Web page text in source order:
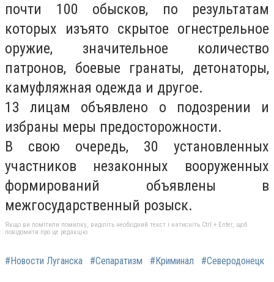
почти 100 обысков, по результатам
которых изъято скрытое огнестрельное
оружие, значительное количество
патронов, боевые гранаты, детонаторы,
камуфляжная одежда и другое.
13 лицам объявлено о подозрении и
избраны меры предосторожности.
В свою очередь, 30 установленных
участников незаконных вооруженных
формирований объявлены в
межгосударственный розыск.
Якщо ви помітили помилку, виділіть необхідний текст і натисніть Ctrl + Enter, щоб
повідомити про це редакцію
#Новости Луганска #Сепаратизм #Криминал #Северодонецк